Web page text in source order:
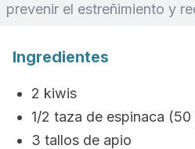
prevenir el estreñimiento y
Ingredientes
2 kiwis
1/2 taza de espinaca (50
3 tallos de apio